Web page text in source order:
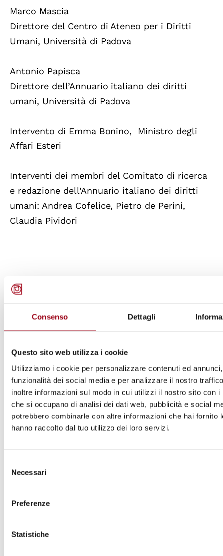
Consenso Dettagli
Questo sito web utilizza i cookie
Utilizziamo i cookie per personalizzare contenuti ed
funzionalità dei social media e per analizzare il nostro
inoltre informazioni sul modo in cui utilizzi il nostro sito con i
che si occupano di analisi dei dati web, pubblicità e social
potrebbero combinarle con altre informazioni che hai fornito
hanno raccolto dal tuo utilizzo dei loro servizi.
delNecessari
Preferenze
Statistiche
Marco Mascia
Direttore del Centro di Ateneo per i Diritti
Umani, Università di Padova
Antonio Papisca
Direttore dell’Annuario italiano dei diritti
umani, Università di Padova
Intervento di Emma Bonino, Ministro degli
Affari Esteri
Interventi dei membri del Comitato di ricerca
e redazione dell’Annuario italiano dei diritti
umani: Andrea Cofelice, Pietro de Perini,
Claudia Pividori
L’Annuario italiano dei diritti umani
Media Partner: oltreradio.it
__________________________
L'accesso alla sala è consentito fino al
Si ricorda che per accedere al Senato è
Commissione diritti umani 06.6706.5299